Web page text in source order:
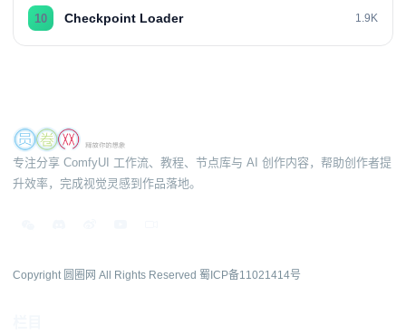
10 Checkpoint Loader 1.9K
专注分享 ComfyUI 工作流、教程、节点库与 AI 创作内容，帮助创作者提
升效率，完成视觉灵感到作品落地。
Copyright 圆圈网 All Rights Reserved 蜀ICP备11021414号